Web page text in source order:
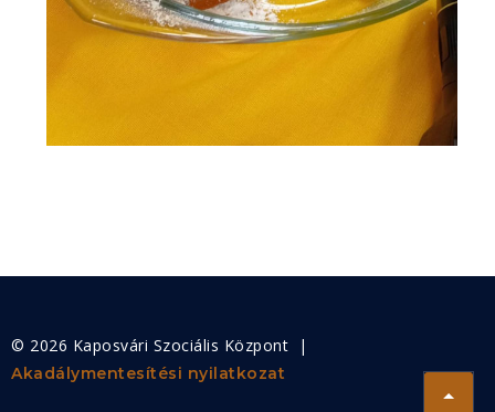
© 2026 Kaposvári Szociális Központ |
Akadálymentesítési nyilatkozat